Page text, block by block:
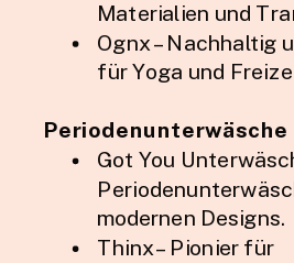
Materialien und
Ognx – Nachhaltig
für Yoga und
Periodenunterwäsche
Got You
modernen Designs.
Thinx – Pionier für